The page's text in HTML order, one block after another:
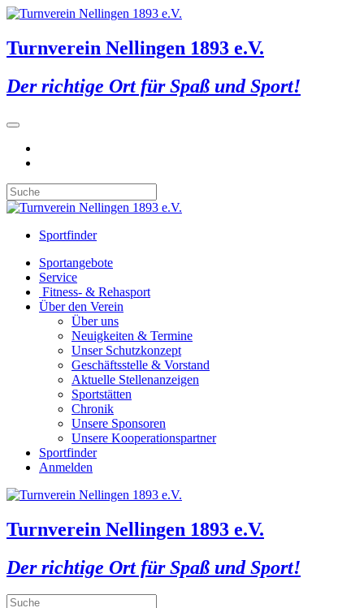
Turnverein Nellingen 1893 e.V.
Der richtige Ort für Spaß und Sport!
Sportfinder
Sportangebote
Service
Fitness- & Rehasport
Über den Verein
Über uns
Neuigkeiten & Termine
Unser Schutzkonzept
Geschäftsstelle & Vorstand
Aktuelle Stellenanzeigen
Sportstätten
Chronik
Unsere Sponsoren
Unsere Kooperationspartner
Sportfinder
Anmelden
Turnverein Nellingen 1893 e.V.
Der richtige Ort für Spaß und Sport!